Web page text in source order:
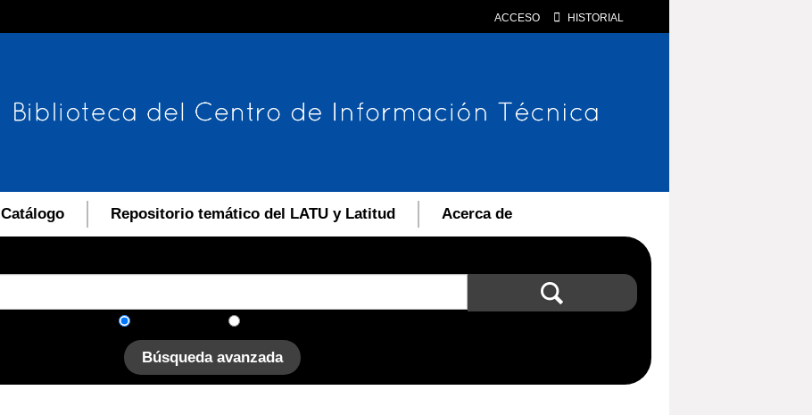
ACCESO HISTORIAL
Catálogo Repositorio temático del LATU y Latitud Acerca de
Búsqueda avanzada